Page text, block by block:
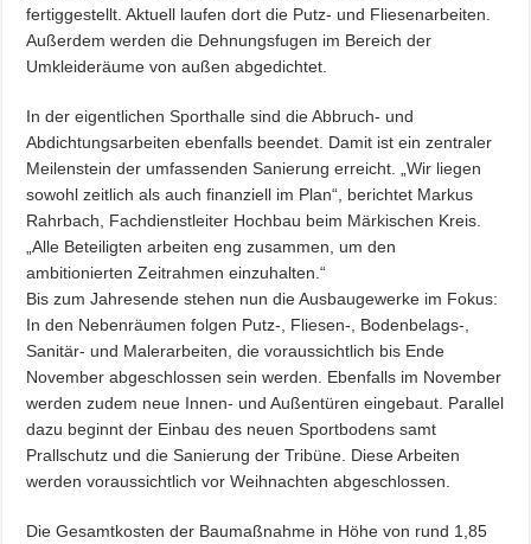
fertiggestellt. Aktuell laufen dort die Putz- und Fliesenarbeiten.
Außerdem werden die Dehnungsfugen im Bereich der
Umkleideräume von außen abgedichtet.
In der eigentlichen Sporthalle sind die Abbruch- und
Abdichtungsarbeiten ebenfalls beendet. Damit ist ein zentraler
Meilenstein der umfassenden Sanierung erreicht. „Wir liegen
sowohl zeitlich als auch finanziell im Plan“, berichtet Markus
Rahrbach, Fachdienstleiter Hochbau beim Märkischen Kreis.
„Alle Beteiligten arbeiten eng zusammen, um den
ambitionierten Zeitrahmen einzuhalten.“
Bis zum Jahresende stehen nun die Ausbaugewerke im Fokus:
In den Nebenräumen folgen Putz-, Fliesen-, Bodenbelags-,
Sanitär- und Malerarbeiten, die voraussichtlich bis Ende
November abgeschlossen sein werden. Ebenfalls im November
werden zudem neue Innen- und Außentüren eingebaut. Parallel
dazu beginnt der Einbau des neuen Sportbodens samt
Prallschutz und die Sanierung der Tribüne. Diese Arbeiten
werden voraussichtlich vor Weihnachten abgeschlossen.
Die Gesamtkosten der Baumaßnahme in Höhe von rund 1,85